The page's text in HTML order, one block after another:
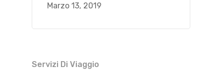
Marzo 13, 2019
Servizi Di Viaggio